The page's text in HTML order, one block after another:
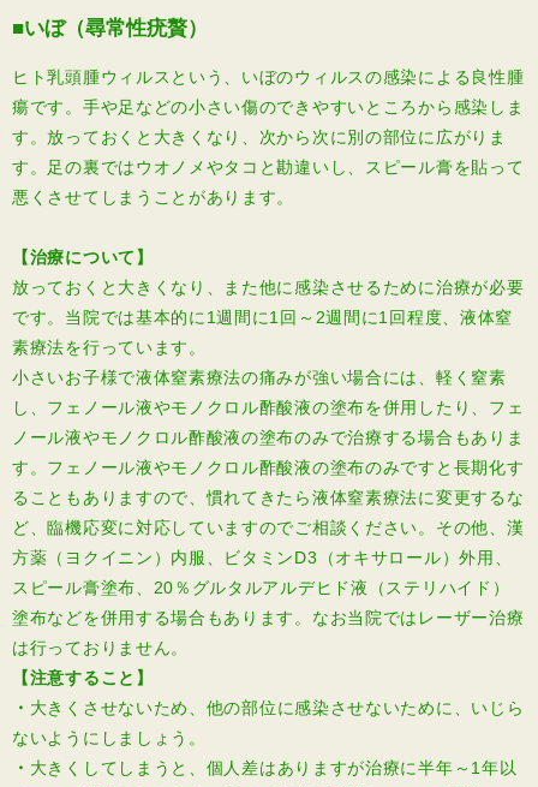
■いぼ（尋常性疣贅）
ヒト乳頭腫ウィルスという、いぼのウィルスの感染による良性腫
瘍です。手や足などの小さい傷のできやすいところから感染しま
す。放っておくと大きくなり、次から次に別の部位に広がりま
す。足の裏ではウオノメやタコと勘違いし、スピール膏を貼って
悪くさせてしまうことがあります。
【治療について】
放っておくと大きくなり、また他に感染させるために治療が必要
です。当院では基本的に1週間に1回～2週間に1回程度、液体窒
素療法を行っています。
小さいお子様で液体窒素療法の痛みが強い場合には、軽く窒素
し、フェノール液やモノクロル酢酸液の塗布を併用したり、フェ
ノール液やモノクロル酢酸液の塗布のみで治療する場合もありま
す。フェノール液やモノクロル酢酸液の塗布のみですと長期化す
ることもありますので、慣れてきたら液体窒素療法に変更するな
ど、臨機応変に対応していますのでご相談ください。その他、漢
方薬（ヨクイニン）内服、ビタミンD3（オキサロール）外用、
スピール膏塗布、20％グルタルアルデヒド液（ステリハイド）
塗布などを併用する場合もあります。なお当院ではレーザー治療
は行っておりません。
【注意すること】
・ 大きくさせないため、他の部位に感染させないために、いじら
ないようにしましょう。
・ 大きくしてしまうと、個人差はありますが治療に半年～1年以